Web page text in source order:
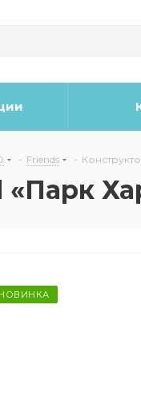
- Friends -